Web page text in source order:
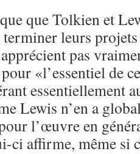
que Tolkien et
leurs
pas
«l’essentiel de
essentiellement
Lewis n’en a
l’œuvre en
ci affirme, même si